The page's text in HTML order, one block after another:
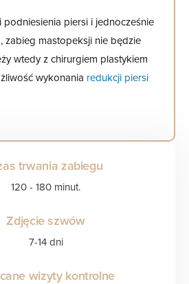
trwania zabiegu
120 - 180 minut.
Zdjęcie szwów
7-14 dni
wizyty kontrolne
podniesienia piersi i jednocześnie
zabieg mastopeksji nie będzie
wtedy z chirurgiem plastykiem
wykonania redukcji piersi